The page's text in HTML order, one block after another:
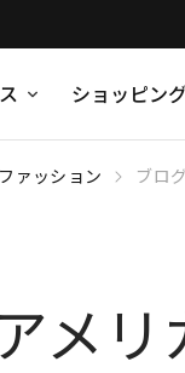
ショッピン
ファッション ブロ
メ